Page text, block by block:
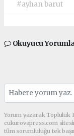
#ayhan barut
Okuyucu
Yorum yazarak Topluluk
cukurovapress.com
tüm sorumluluğu tek